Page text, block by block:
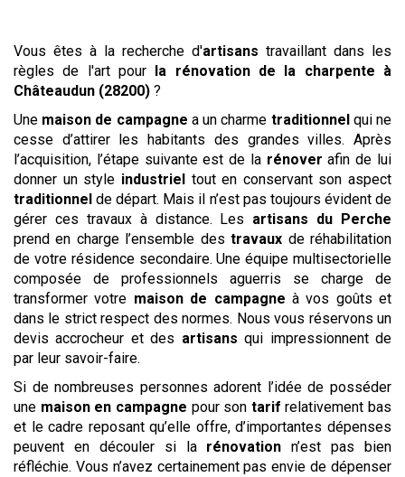
Vous êtes à la recherche d'artisans travaillant dans les
règles de l'art pour
la rénovation de la charpente à
Châteaudun (28200) ?
Une maison de campagne a un charme traditionnel qui ne
cesse d’attirer les habitants des grandes villes. Après
l’acquisition, l’étape suivante est de la rénover afin de lui
donner un style industriel
tout en conservant son aspect
traditionnel de départ. Mais il n’est pas toujours évident de
gérer ces travaux à distance. Les artisans du Perche
prend en charge l’ensemble destravaux de réhabilitation
de votre résidence secondaire. Une équipe multisectorielle
composée de professionnels aguerris se charge de
transformer votre maison de campagne à vos goûts et
dans le strict respect des normes. Nous vous réservons un
devis accrocheur et des artisans qui impressionnent de
par leur savoir-faire.
Si de nombreuses personnes adorent l’idée de posséder
une maison en campagne pour son tarif relativement bas
et le cadre reposant qu’elle offre, d’importantes dépenses
peuvent en découler si la rénovation n’est pas bien
réfléchie. Vous n’avez certainement pas envie de dépenser